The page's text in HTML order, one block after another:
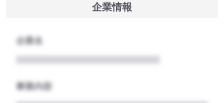
企業情報
企業名
事業内容